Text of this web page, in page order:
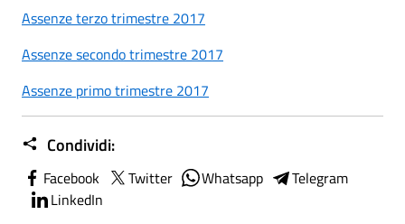
Assenze terzo trimestre 2017
Assenze secondo trimestre 2017
Assenze primo trimestre 2017
Condividi:
Facebook Twitter Whatsapp
Telegram
LinkedIn